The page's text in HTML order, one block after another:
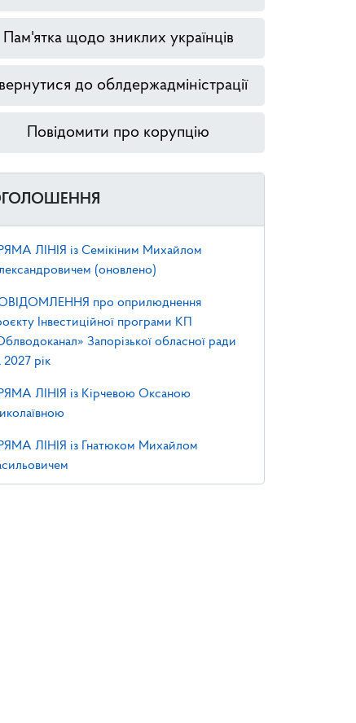
Пам'ятка щодо зниклих українців
до облдержадміністрації
Повідомити про корупцію
ЛІНІЯ із Семікіним Михайлом
(оновлено)
про оприлюднення
Інвестиційної програми КП
Запорізької обласної ради
2027 рік
ЛІНІЯ із Кірчевою Оксаною
ЛІНІЯ із Гнатюком Михайлом